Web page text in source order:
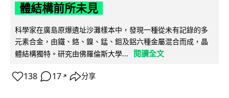
體結構前所未見
科學家在廣島原爆遺址沙灘樣本中，發現一種從未有記錄的多
元素合金，由鐵、鉻、鎳、錳、鉬及鋁六種金屬混合而成，晶
體結構獨特。研究由佛羅倫斯大學...
閱讀全文
138 17 ↗ 分享